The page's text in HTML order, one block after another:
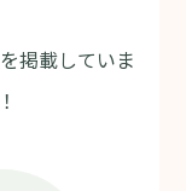
掲載していま